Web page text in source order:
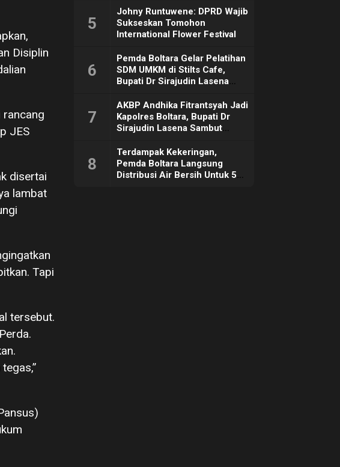
Disiplin
rancang
JES
disertai
lambat
Tapi
tersebut.
5
Johny Runtuwene: DPRD Wajib
Sukseskan Tomohon
International Flower Festival
6
Pemda Boltara Gelar Pelatihan
SDM UMKM di Stilts Cafe,
Bupati Dr Sirajudin Lasena
Dorong Ekonomi Daerah
7
AKBP Andhika Fitrantsyah Jadi
Kapolres Boltara, Bupati Dr
Sirajudin Lasena Sambut
8
Terdampak Kekeringan,
Pemda Boltara Langsung
Distribusi Air Bersih Untuk 50